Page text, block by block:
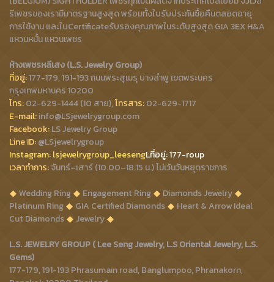
รีเพชรของเรามีมาตรฐานสูงสุด พร้อมทั้งใบรับประกันซื้อคืนตลอดอายุ
การใช้งาน และใบCertificateรับรองคุณภาพในระดับสูงสุด GIA 3EX H&A
แหวนหมั้น แหวนเพชร
ห้างเพชรหลีเสง (L.S. Jewelry Group)
ที่อยู่:177-179, 191-193 ถนนพระสุเมรุ บางลำพู เขตพระนคร
กรุงเทพมหานคร 10200
โทร:02-629-1444 (10 สาย),โทรสาร:02-629-1717
E-mail:info@LSjewelrygroup.com
Facebook:LS Jewelry Group
Line ID:@LSjewelrygroup
Instagram:lsjewelrygroup_leesengLที่อยู่: 177-roup
เวลาทำการ:จันทร์–เสาร์ (10.00–18.15 น.) ไม่เว้นวันหยุดราชการ
Wedding Ring
Engagement Ring
Diamonds Jewelry
Platinum Ring
GIA Certified Diamonds
Heart & Arrow Ideal
Cut Diamonds
Jewelry
L.S. JEWELRY GROUP ( Lee Seng Jewelry, L.S Oriental Jewelry, L.S.
Gems)
177-179, 191-193 Phrasumain road, Banglumpoo, Phranakorn,